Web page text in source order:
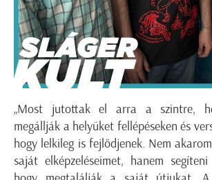
„Most jutottak el arra a szintre,
megállják a helyüket fellépéseken és
hogy lelkileg is fejlődjenek. Nem
saját elképzeléseimet, hanem